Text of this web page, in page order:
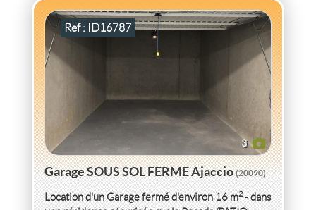
3
Ref : ID16787
Garage SOUS SOL FERME Ajaccio(20090)
Location d'un Garage fermé d'environ 16 m2- dans